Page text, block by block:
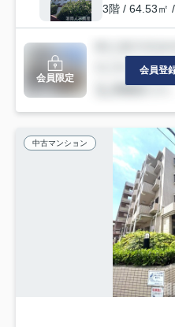
3階 / 64.53㎡
会員限定
会員登
中古マンション